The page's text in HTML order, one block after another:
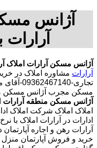
آژانس
آژانس مسکن آرارات املاک
آرارات مشاوره املاک در
تجاری-
مسکن مجرب آژانس مسکن
آژانس مسکن منطقه آرارات
املاک املاک شرکت املاک
ادارات در آرارات املاک با
آرارات رهن و اجاره
خرید و فروش آپارتمان